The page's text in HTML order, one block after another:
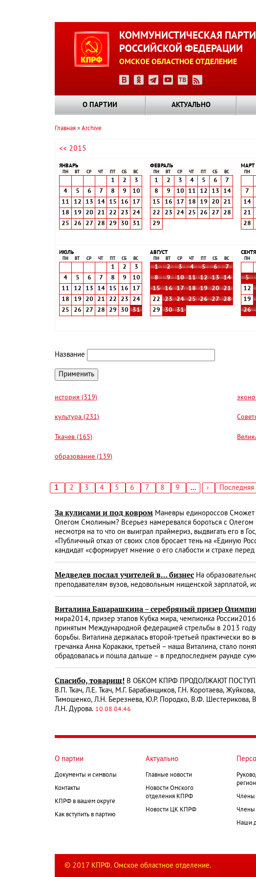
КОММУНИСТИЧЕСКАЯ
РОССИЙСКОЙ ФЕДЕРАЦИИ
ОМСКОЕ ОБЛАСТНОЕ ОТДЕЛЕНИЕ
О ПАРТИИ АКТУАЛЬНО
навигации
Главная Archive
<< 2015
ЯНВАРЬ
ПН ВТ СР ЧТ СБ ВС
1 2
3
4
5 6 7 8 9
10
11
12 13 14 15 16
17
18
19 20 21 22 23
24
25
26 27 28 29 30 31
ФЕВРАЛЬ
ПН ВТ СР ЧТ СБ ВС
1 2 3 4 5 6
7
8
9 10 11 12 13
14
15
16 17 18 19 20
21
22
23 24 25 26 27
28
29
МАРТ
ПН
7
14
21
28
ИЮЛЬ
ПН ВТ СР ЧТ СБ ВС
1 2
3
4
5 6 7 8 9
10
11
12 13 14 15 16
17
18
19 20 21 22 23
24
25
26 27 28 29 30 31
АВГУСТ
ПН ВТ СР ЧТ СБ ВС
1 2 3 4 5 6
7
8
9 10 11 12 13
14
15
16 17 18 19 20
21
22
23 24 25 26 27
28
29
30 31
ПН
5
12
19
26
Название
история (319)
культура (231)
Ткачев (165)
образование (139)
Текущая
1 Страница
2 Страница
3 Страница
4 Страница
5 Страница
6 Страница
7 Страница
8 Страница
9 …
Следующая
›
Последняя
Последняя
За кулисами и под ковром Маневры единороссов Сможет
Олегом Смолиным? Всерьез намеревался бороться с Олегом
несмотря на то что он выиграл праймериз, выдвигать его в
«Публичный отказ от своих слов бросает тень на «Единую
кандидат «сформирует мнение о его слабости и страхе
Медведев послал учителей в… бизнес На
преподавателям вузов, недовольным нищенской зарплатой,
Виталина Бацарашкина – серебряный призер
мира­2014, призер этапов Кубка мира, чемпионка
принятым Международной федерацией стрельбы в 2013
борьбы. Виталина держалась второй-третьей практически
гречанка Анна Коракаки, третьей – наша Виталина, стало
обрадовалась и пошла дальше – в предпоследнем раунде
Спасибо, товарищ! В ОБКОМ КПРФ ПРОДОЛЖАЮТ
В.П. Ткач, Л.Е. Ткач, М.Г. Барабанщиков, Г.Н. Коротаева,
Тимошенко, Л.Н. Березнева, Ю.Р. Породко, В.Ф. Шестерикова,
Л.Н. Дурова. 10.08 04:46
О партии
Документы и символы
Контакты
КПРФ в вашем округе
Как вступить в партию
Актуально
Главные новости
Новости Омского
отделения КПРФ
Новости ЦК КПРФ
Члены
Наши
© 2017 КПРФ. Омское областное отделение.